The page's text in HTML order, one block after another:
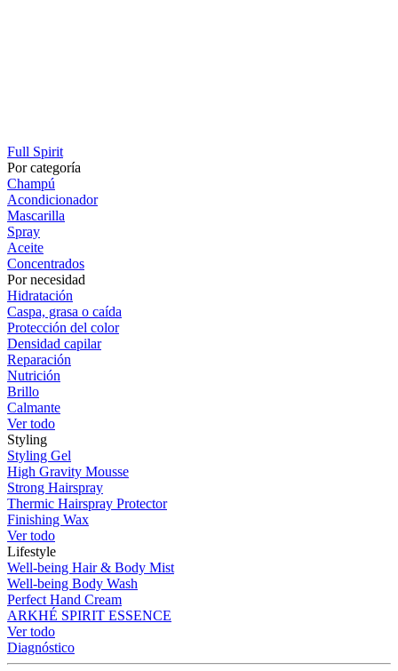
Full Spirit
Por categoría
Champú
Acondicionador
Mascarilla
Spray
Aceite
Concentrados
Por necesidad
Hidratación
Caspa, grasa o caída
Protección del color
Densidad capilar
Reparación
Nutrición
Brillo
Calmante
Ver todo
Styling
Styling Gel
High Gravity Mousse
Strong Hairspray
Thermic Hairspray Protector
Finishing Wax
Ver todo
Lifestyle
Well-being Hair & Body Mist
Well-being Body Wash
Perfect Hand Cream
ARKHÉ SPIRIT ESSENCE
Ver todo
Diagnóstico